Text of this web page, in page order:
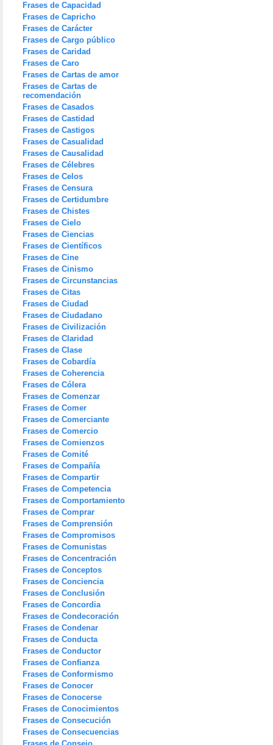
Frases de Capacidad
Frases de Capricho
Frases de Carácter
Frases de Cargo público
Frases de Caridad
Frases de Caro
Frases de Cartas de amor
Frases de Cartas de
recomendación
Frases de Casados
Frases de Castidad
Frases de Castigos
Frases de Casualidad
Frases de Causalidad
Frases de Célebres
Frases de Celos
Frases de Censura
Frases de Certidumbre
Frases de Chistes
Frases de Cielo
Frases de Ciencias
Frases de Científicos
Frases de Cine
Frases de Cinismo
Frases de Circunstancias
Frases de Citas
Frases de Ciudad
Frases de Ciudadano
Frases de Civilización
Frases de Claridad
Frases de Clase
Frases de Cobardía
Frases de Coherencia
Frases de Cólera
Frases de Comenzar
Frases de Comer
Frases de Comerciante
Frases de Comercio
Frases de Comienzos
Frases de Comité
Frases de Compañía
Frases de Compartir
Frases de Competencia
Frases de Comportamiento
Frases de Comprar
Frases de Comprensión
Frases de Compromisos
Frases de Comunistas
Frases de Concentración
Frases de Conceptos
Frases de Conciencia
Frases de Conclusión
Frases de Concordia
Frases de Condecoración
Frases de Condenar
Frases de Conducta
Frases de Conductor
Frases de Confianza
Frases de Conformismo
Frases de Conocer
Frases de Conocerse
Frases de Conocimientos
Frases de Consecución
Frases de Consecuencias